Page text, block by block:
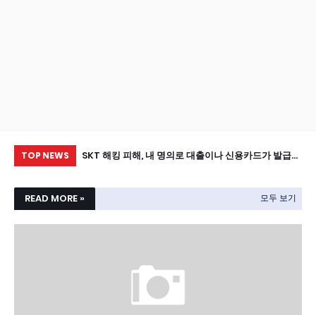
TOP NEWS
서비스 신청하
SKT 해킹 피해, 내 명의로 대출이나 신용카드가 발급될
도용방지서비스로 막으세요
READ MORE » 모두 보기